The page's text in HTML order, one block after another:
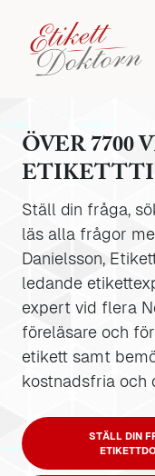
ÖVER 7700
Ställ din fråga,
läs alla frågor
Danielsson,
ledande
expert vid flera
föreläsare och
etikett samt
kostnadsfria och
STÄLL DIN